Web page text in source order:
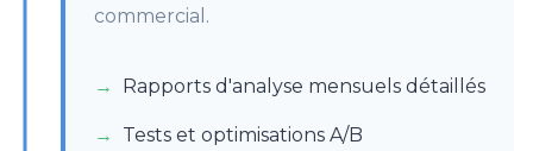
commercial.
Rapports d'analyse mensuels détaillés
Tests et optimisations A/B